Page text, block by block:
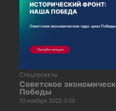
Спецпроекты
Советское
Победы
10 ноября 2025 0:00